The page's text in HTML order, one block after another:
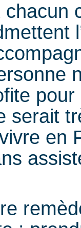
serait
en